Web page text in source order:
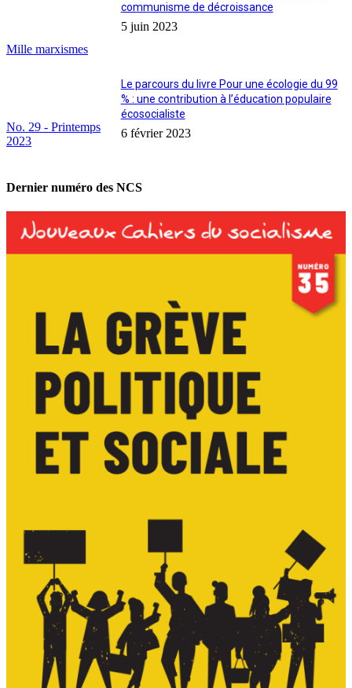
Mille marxismes
communisme de décroissance
5 juin 2023
No. 29 - Printemps
2023
Le parcours du livre Pour une écologie du 99
% : une contribution à l’éducation populaire
écosocialiste
6 février 2023
Dernier numéro des NCS